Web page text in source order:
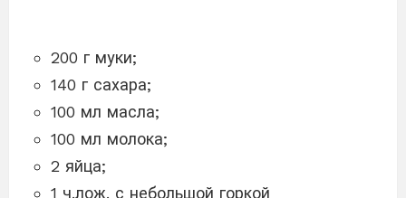
200 г муки;
140 г сахара;
100 мл масла;
100 мл молока;
2 яйца;
1 ч.лож. с небольшой горкой